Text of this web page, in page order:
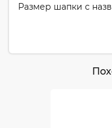
Размер шапки с